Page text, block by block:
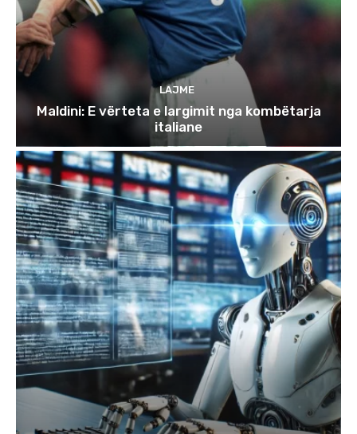
LAJME
Maldini: E vërteta e largimit nga kombëtarja
italiane